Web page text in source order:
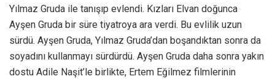
Yılmaz Gruda ile tanışıp evlendi. Kızları Elvan doğunca
Ayşen Gruda bir süre tiyatroya ara verdi. Bu evlilik uzun
sürdü. Ayşen Gruda, Yılmaz Gruda’dan boşandıktan sonra da
soyadını kullanmayı sürdürdü. Ayşen Gruda daha sonra yakın
dostu Adile Naşit’le birlikte, Ertem Eğilmez filmlerinin